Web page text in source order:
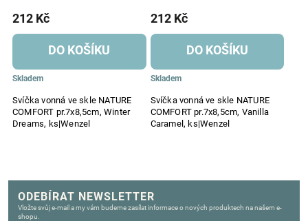
Svíčka vonná ve skle NATURE
COMFORT pr.7x8,5cm, Winter
Dreams, ks|Wenzel
Skladem
212 Kč
DO KOŠÍKU
Svíčka vonná ve skle NATURE
COMFORT pr.7x8,5cm, Vanilla
Caramel, ks|Wenzel
Skladem
212 Kč
DO KOŠÍKU
ODEBÍRAT NEWSLETTER
Vložte svůj e-mail a my vám budeme zasílat informace o nových produktech na našem e-
shopu.